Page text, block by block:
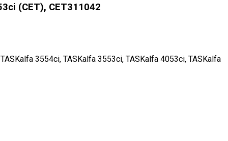
(CET), CET311042
3554ci, TASKalfa 3553ci, TASKalfa 4053ci, TASKalfa